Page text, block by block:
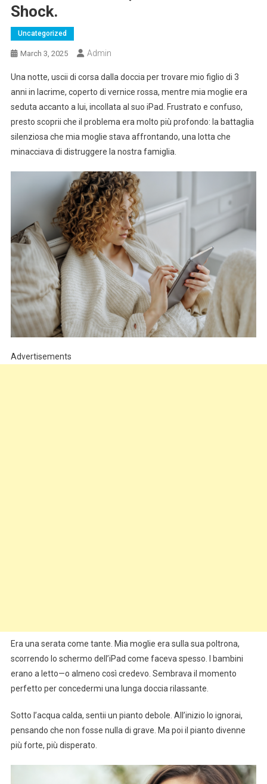
Shock.
Uncategorized
March 3, 2025 Admin
Una notte, uscii di corsa dalla doccia per trovare mio figlio di 3
anni in lacrime, coperto di vernice rossa, mentre mia moglie era
seduta accanto a lui, incollata al suo iPad. Frustrato e confuso,
presto scoprii che il problema era molto più profondo: la battaglia
silenziosa che mia moglie stava affrontando, una lotta che
minacciava di distruggere la nostra famiglia.
Advertisements
Era una serata come tante. Mia moglie era sulla sua poltrona,
scorrendo lo schermo dell’iPad come faceva spesso. I bambini
erano a letto—o almeno così credevo. Sembrava il momento
perfetto per concedermi una lunga doccia rilassante.
Sotto l’acqua calda, sentii un pianto debole. All’inizio lo ignorai,
pensando che non fosse nulla di grave. Ma poi il pianto divenne
più forte, più disperato.